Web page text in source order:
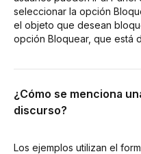
seleccionar la opción
el objeto que desean
opción Bloquear, que está
¿Cómo se menciona
discurso?
Los ejemplos utilizan el